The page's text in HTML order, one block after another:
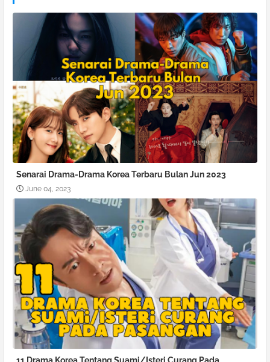
Senarai Drama-Drama Korea Terbaru Bulan Jun 2023
June 04, 2023